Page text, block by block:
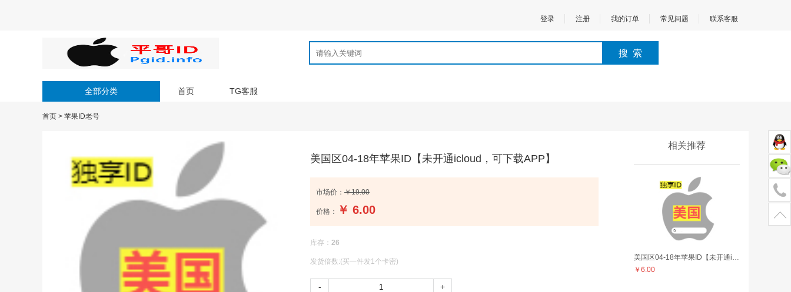
登录 注册 我的订单 常见问题 联系客服
全部分类 首页 TG客服
首页 > 苹果ID老号
美国区04-18年苹果ID【未开通icloud，可下载APP】
市场价： ￥19.00
价格： ￥ 6.00
库存： 26
发货倍数:(买一件发1个卡密)
- +
相关推荐
美国区04-18年苹果ID【未开通icloud，可下载APP】
￥6.00